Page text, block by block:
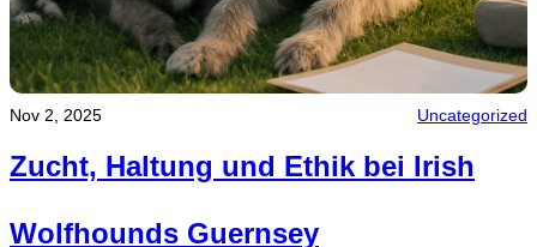
Nov 2, 2025 Uncategorized
Zucht, Haltung und Ethik bei Irish
Wolfhounds Guernsey